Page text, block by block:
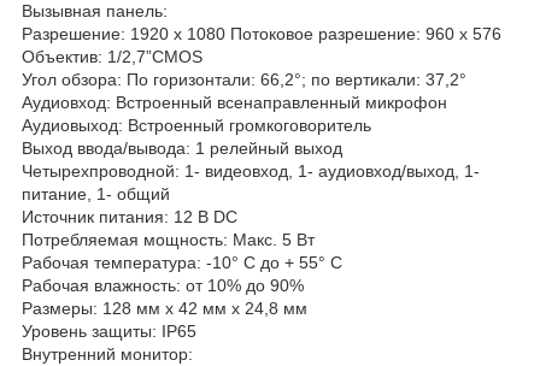
Вызывная панель:
Разрешение: 1920 x 1080 Потоковое разрешение: 960 x 576
Объектив: 1/2,7”CMOS
Угол обзора: По горизонтали: 66,2°; по вертикали: 37,2°
Аудиовход: Встроенный всенаправленный микрофон
Аудиовыход: Встроенный громкоговоритель
Выход ввода/вывода: 1 релейный выход
Четырехпроводной: 1- видеовход, 1- аудиовход/выход, 1-
питание, 1- общий
Источник питания: 12 В DC
Потребляемая мощность: Макс. 5 Вт
Рабочая температура: -10° C до + 55° C
Рабочая влажность: от 10% до 90%
Размеры: 128 мм x 42 мм x 24,8 мм
Уровень защиты: IP65
Внутренний монитор: